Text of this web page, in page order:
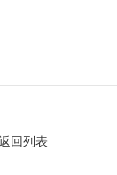
返回列表